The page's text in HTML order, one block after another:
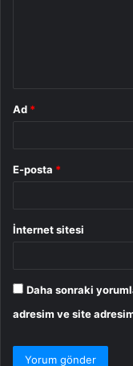
Ad *
E-posta *
İnternet sitesi
Daha sonraki
adresim ve site